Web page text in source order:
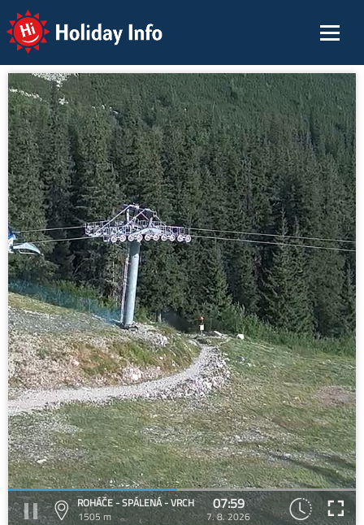
Holiday Info
ROHÁČE - SPÁLENÁ - VRCH
1505 m
07:59
7. 8. 2026